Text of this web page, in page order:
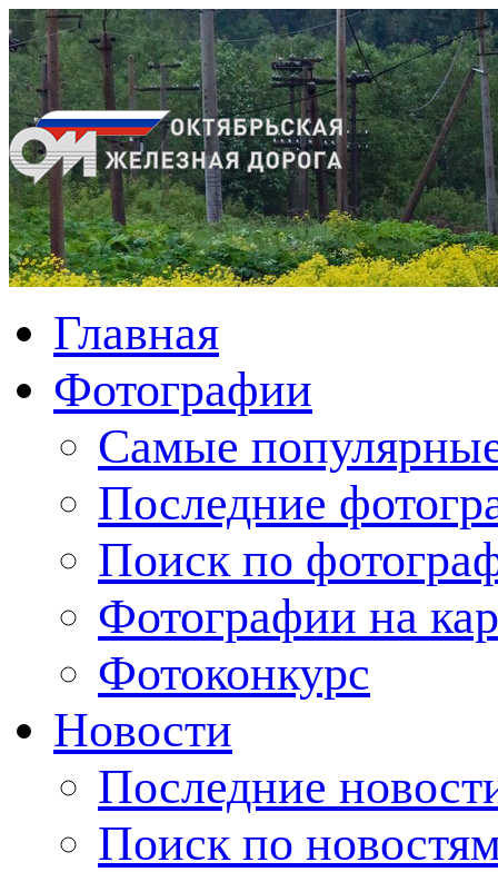
Главная
Фотографии
Cамые
Последние
Поиск по
Фотографии на
Фотоконкурс
Новости
Последние
Поиск по